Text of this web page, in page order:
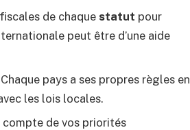
de chaque statut pour
peut être d’une aide
Chaque pays a ses propres règles en
les lois locales.
compte de vos priorités